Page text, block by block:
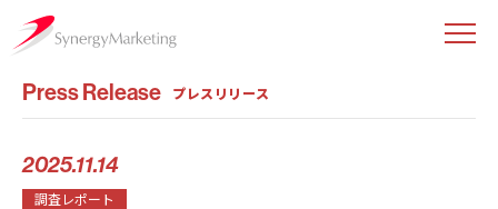
Press Release プレスリリース
2025.11.14
調査レポート